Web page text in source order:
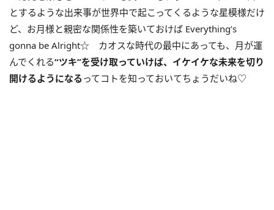
とするような出来事が世界中で起こってくるような星模様だけ
ど、お月様と親密な関係性を築いておけば Everything’s
gonna be Alright☆ カオスな時代の最中にあっても、月が運
んでくれる“ツキ”を受け取っていけば、イケイケな未来を切り
開けるようになる ってコトを知っておいてちょうだいね♡